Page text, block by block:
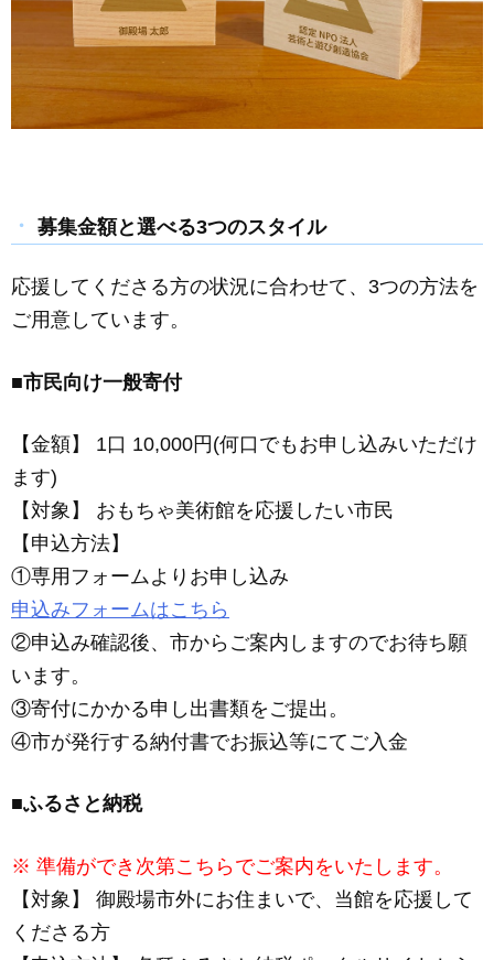
募集金額と選べる3つのスタイル
応援してくださる方の状況に合わせて、3つの方法を
ご用意しています。
■市民向け一般寄付
【金額】 1口 10,000円(何口でもお申し込みいただけ
ます)
【対象】 おもちゃ美術館を応援したい市民
【申込方法】
①専用フォームよりお申し込み
申込みフォームはこちら
②申込み確認後、市からご案内しますのでお待ち願
います。
③寄付にかかる申し出書類をご提出。
④市が発行する納付書でお振込等にてご入金
■ふるさと納税
※ 準備ができ次第こちらでご案内をいたします。
【対象】 御殿場市外にお住まいで、当館を応援して
くださる方